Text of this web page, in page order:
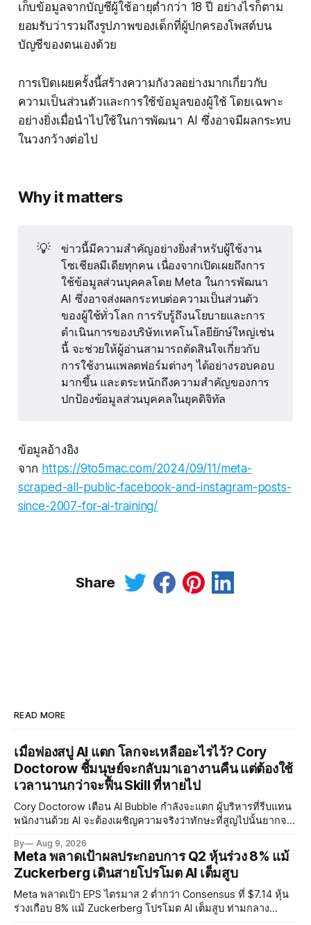
เก็บข้อมูลจากบัญชีผู้ใช้อายุต่ำกว่า 18 ปี อย่างไรก็ตาม
ยอมรับว่ารวมถึงรูปภาพของเด็กที่ผู้ปกครองโพสต์บน
บัญชีของตนเองด้วย
การเปิดเผยครั้งนี้สร้างความกังวลอย่างมากเกี่ยวกับ
ความเป็นส่วนตัวและการใช้ข้อมูลของผู้ใช้ โดยเฉพาะ
อย่างยิ่งเมื่อนำไปใช้ในการพัฒนา AI ซึ่งอาจมีผลกระทบ
ในวงกว้างต่อไป
Why it matters
💡
ข่าวนี้มีความสำคัญอย่างยิ่งสำหรับผู้ใช้งาน
โซเชียลมีเดียทุกคน เนื่องจากเปิดเผยถึงการ
ใช้ข้อมูลส่วนบุคคลโดย Meta ในการพัฒนา
AI ซึ่งอาจส่งผลกระทบต่อความเป็นส่วนตัว
ของผู้ใช้ทั่วโลก การรับรู้ถึงนโยบายและการ
ดำเนินการของบริษัทเทคโนโลยียักษ์ใหญ่เช่น
นี้ จะช่วยให้ผู้อ่านสามารถตัดสินใจเกี่ยวกับ
การใช้งานแพลตฟอร์มต่างๆ ได้อย่างรอบคอบ
มากขึ้น และตระหนักถึงความสำคัญของการ
ปกป้องข้อมูลส่วนบุคคลในยุคดิจิทัล
ข้อมูลอ้างอิง
จาก https://9to5mac.com/2024/09/11/meta-
scraped-all-public-facebook-and-instagram-posts-
since-2007-for-ai-training/
Share
READ MORE
เมื่อฟองสบู่ AI แตก โลกจะเหลืออะไรไว้? Cory
Doctorow ชี้มนุษย์จะกลับมาเอางานคืน แต่ต้องใช้
เวลานานกว่าจะฟื้น Skill ที่หายไป
Cory Doctorow เตือน AI Bubble กำลังจะแตก ผู้บริหารที่รีบแทน
พนักงานด้วย AI จะต้องเผชิญความจริงว่าทักษะที่สูญไปนั้นยากจะ
Source แทน
By Aug 9, 2026
Meta พลาดเป้าผลประกอบการ Q2 หุ้นร่วง 8% แม้
Zuckerberg เดินสายโปรโมต AI เต็มสูบ
Meta พลาดเป้า EPS ไตรมาส 2 ต่ำกว่า Consensus ที่ $7.14 หุ้น
ร่วงเกือบ 8% แม้ Zuckerberg โปรโมต AI เต็มสูบ ท่ามกลาง